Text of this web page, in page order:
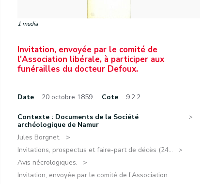
1 media
Invitation, envoyée par le comité de
l'Association libérale, à participer aux
funérailles du docteur Defoux.
Date 20 octobre 1859. Cote 9.2.2
Contexte : Documents de la Société
archéologique de Namur
Jules Borgnet.
Invitations, prospectus et faire-part de décès (24...
Avis nécrologiques.
Invitation, envoyée par le comité de l'Association...